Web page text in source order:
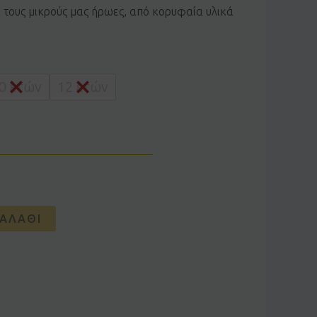
τους μικρούς μας ήρωες, από κορυφαία υλικά
ετών
12 ετών